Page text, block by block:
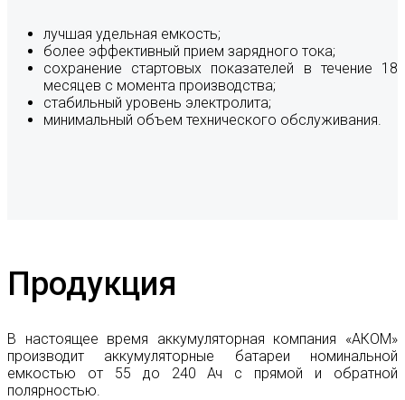
лучшая удельная емкость;
более эффективный прием зарядного тока;
сохранение стартовых показателей в течение 18
месяцев с момента производства;
стабильный уровень электролита;
минимальный объем технического обслуживания.
Продукция
В настоящее время аккумуляторная компания «АКОМ»
производит аккумуляторные батареи номинальной
емкостью от 55 до 240 Ач с прямой и обратной
полярностью.